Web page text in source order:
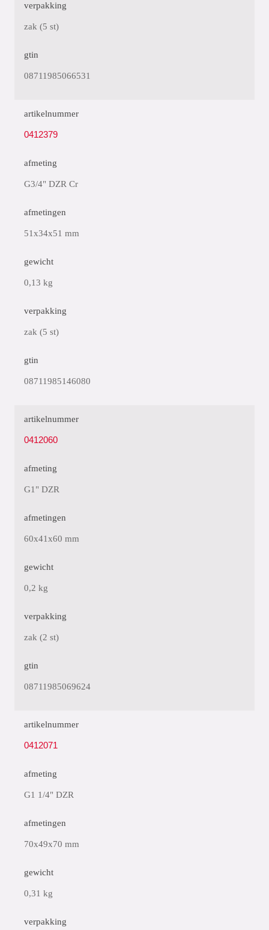
verpakking
zak (5 st)
gtin
08711985066531
artikelnummer
0412379
afmeting
G3/4" DZR Cr
afmetingen
51x34x51 mm
gewicht
0,13 kg
verpakking
zak (5 st)
gtin
08711985146080
artikelnummer
0412060
afmeting
G1" DZR
afmetingen
60x41x60 mm
gewicht
0,2 kg
verpakking
zak (2 st)
gtin
08711985069624
artikelnummer
0412071
afmeting
G1 1/4" DZR
afmetingen
70x49x70 mm
gewicht
0,31 kg
verpakking